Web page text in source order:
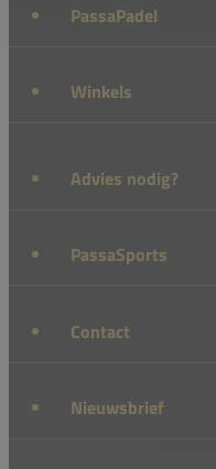
PassaPadel
Winkels
Advies nodig?
PassaSports
Contact
Nieuwsbrief